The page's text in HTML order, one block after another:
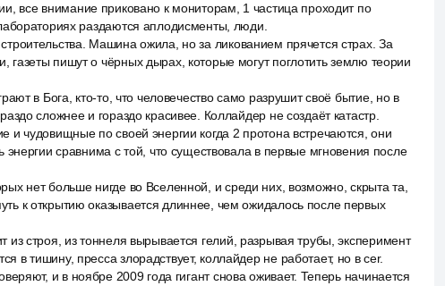
все внимание приковано к мониторам, 1 частица проходит по
раздаются аплодисменты, люди.
Машина ожила, но за ликованием прячется страх. За
пишут о чёрных дырах, которые могут поглотить землю теории
в Бога, кто-то, что человечество само разрушит своё бытие, но в
сложнее и гораздо красивее. Коллайдер не создаёт катастр.
и чудовищные по своей энергии когда 2 протона встречаются, они
энергии сравнима с той, что существовала в первые мгновения после
нет больше нигде во Вселенной, и среди них, возможно, скрыта та,
к открытию оказывается длиннее, чем ожидалось после первых
из строя, из тоннеля вырывается гелий, разрывая трубы, эксперимент
в тишину, пресса злорадствует, коллайдер не работает, но в cer.
и в ноябре 2009 года гигант снова оживает. Теперь начинается